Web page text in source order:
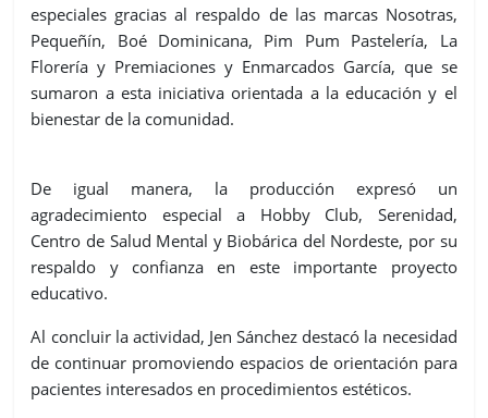
especiales gracias al respaldo de las marcas Nosotras,
Pequeñín, Boé Dominicana, Pim Pum Pastelería, La
Florería y Premiaciones y Enmarcados García, que se
sumaron a esta iniciativa orientada a la educación y el
bienestar de la comunidad.
De igual manera, la producción expresó un
agradecimiento especial a Hobby Club, Serenidad,
Centro de Salud Mental y Biobárica del Nordeste, por su
respaldo y confianza en este importante proyecto
educativo.
Al concluir la actividad, Jen Sánchez destacó la necesidad
de continuar promoviendo espacios de orientación para
pacientes interesados en procedimientos estéticos.